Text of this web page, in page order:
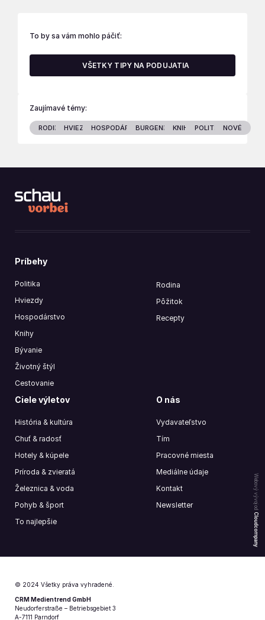
To by sa vám mohlo páčiť:
VŠETKY TIPY NA PODUJATIA
Zaujímavé témy:
RODINA HVIEZDYHOSPODÁRSTVOBURGENLANDKNIHY POLITIKANOVÉ
Webový vývoj od
Cloudcompany
Príbehy
Politika
Hviezdy
Hospodárstvo
Knihy
Bývanie
Životný štýl
Cestovanie
Rodina
Pôžitok
Recepty
Ciele výletov
História & kultúra
Chuť & radosť
Hotely & kúpele
Príroda & zvieratá
Železnica & voda
Pohyb & šport
To najlepšie
O nás
Vydavateľstvo
Tím
Pracovné miesta
Mediálne údaje
Kontakt
Newsletter
© 2024 Všetky práva vyhradené.
CRM Medientrend GmbH
Neudorferstraße – Betriebsgebiet 3
A-7111 Parndorf